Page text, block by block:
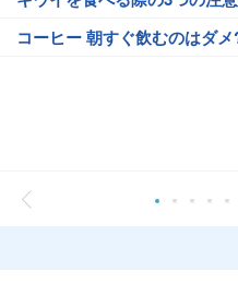
コーヒー 朝すぐ飲むのはダ